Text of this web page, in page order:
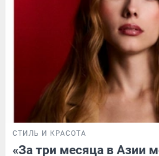
СТИЛЬ И КРАСОТА
«За три месяца в Азии